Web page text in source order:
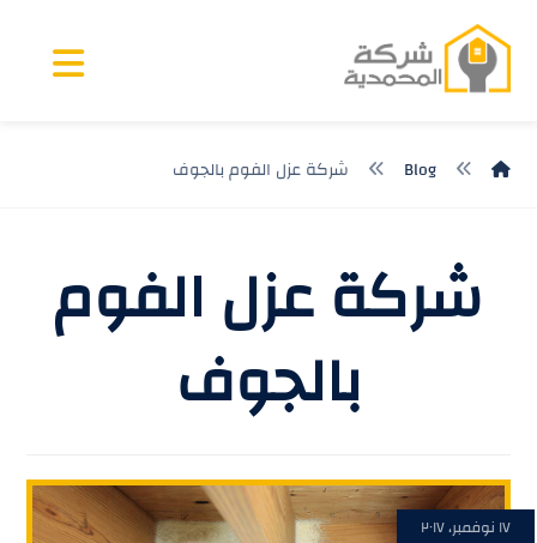
Blog شركة عزل الفوم بالجوف
شركة عزل الفوم
بالجوف
١٧ نوفمبر، ٢٠١٧